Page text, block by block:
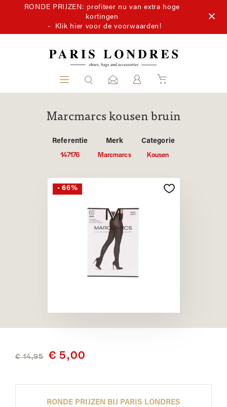
RONDE PRIJZEN: profiteer nu van extra hoge
kortingen
- Klik hier voor de voorwaarden!
Marcmarcs kousen bruin
Referentie
147176
Merk
Marcmarcs
Categorie
Kousen
- 66%
€ 14,95 € 5,00
RONDE PRIJZEN BIJ PARIS LONDRES